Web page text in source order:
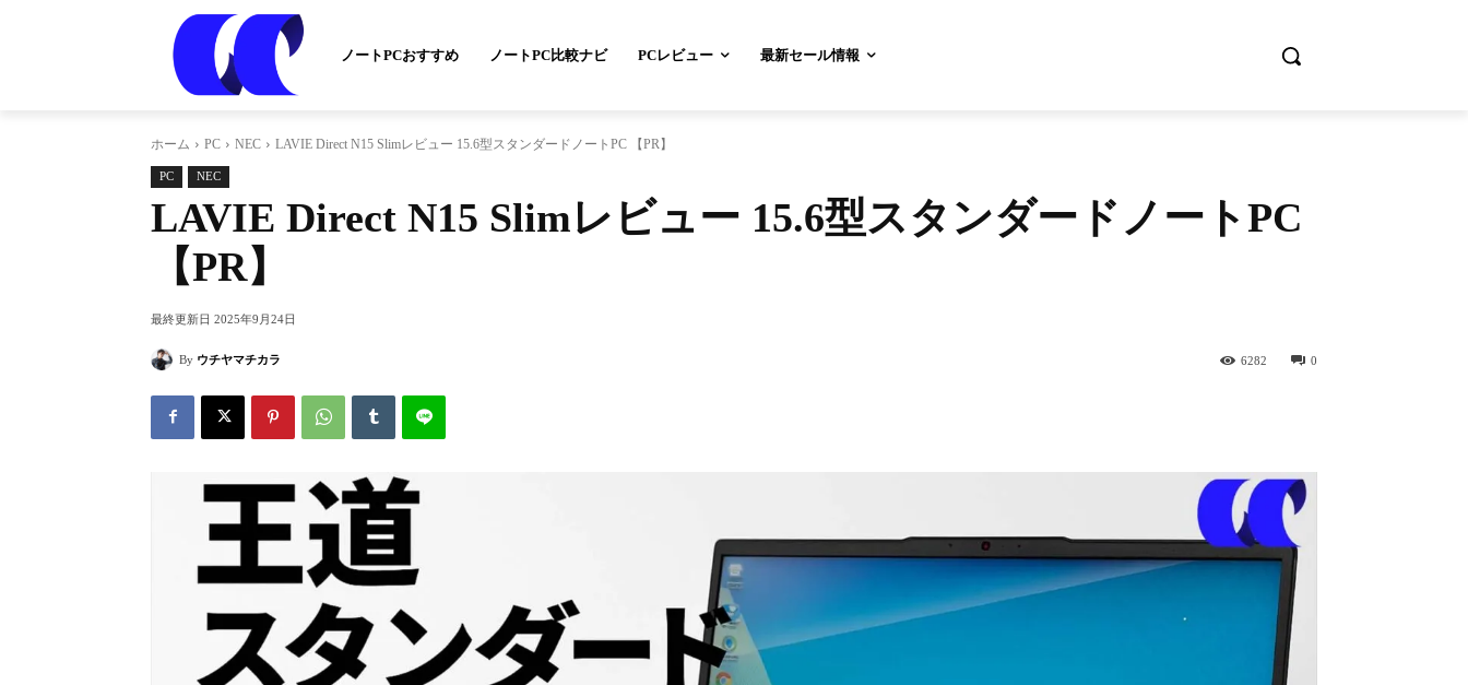
ノートPCおすすめ ノートPC比較ナビ PCレビュー 最新セール情報
ホーム PC NEC LAVIE Direct N15 Slimレビュー 15.6型スタンダードノートPC 【PR】
PC NEC
LAVIE Direct N15 Slimレビュー 15.6型スタンダードノートPC
【PR】
最終更新日 2025年9月24日
By ウチヤマチカラ 0
6282